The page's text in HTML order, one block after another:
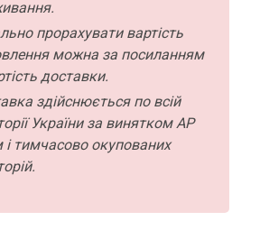
прорахувати вартість
можна за посиланням
доставки.
здійснюється по всій
України за винятком АР
тимчасово окупованих